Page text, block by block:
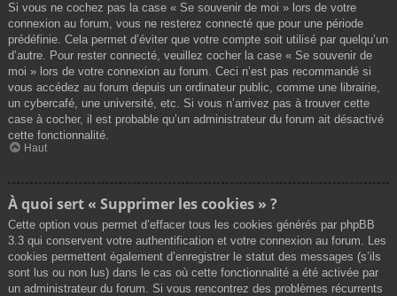
Si vous ne cochez pas la case « Se souvenir de moi » lors de votre
connexion au forum, vous ne resterez connecté que pour une période
prédéfinie. Cela permet d’éviter que votre compte soit utilisé par quelqu’un
d’autre. Pour rester connecté, veuillez cocher la case « Se souvenir de
moi » lors de votre connexion au forum. Ceci n’est pas recommandé si
vous accédez au forum depuis un ordinateur public, comme une librairie,
un cybercafé, une université, etc. Si vous n’arrivez pas à trouver cette
case à cocher, il est probable qu’un administrateur du forum ait désactivé
cette fonctionnalité.
Haut
À quoi sert « Supprimer les cookies » ?
Cette option vous permet d’effacer tous les cookies générés par phpBB
3.3 qui conservent votre authentification et votre connexion au forum. Les
cookies permettent également d’enregistrer le statut des messages (s’ils
sont lus ou non lus) dans le cas où cette fonctionnalité a été activée par
un administrateur du forum. Si vous rencontrez des problèmes récurrents